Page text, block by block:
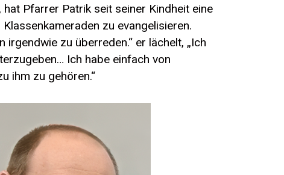
Pfarrer Patrik seit seiner Kindheit eine
zu evangelisieren.
zu überreden.“ er lächelt, „Ich
Ich habe einfach von
ihm zu gehören.“